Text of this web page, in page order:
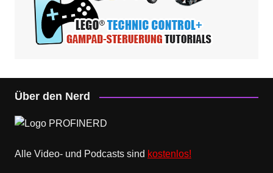
Über den Nerd
Alle Video- und Podcasts sind kostenlos!